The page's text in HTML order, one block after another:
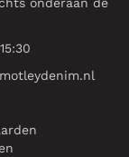
onderaan de